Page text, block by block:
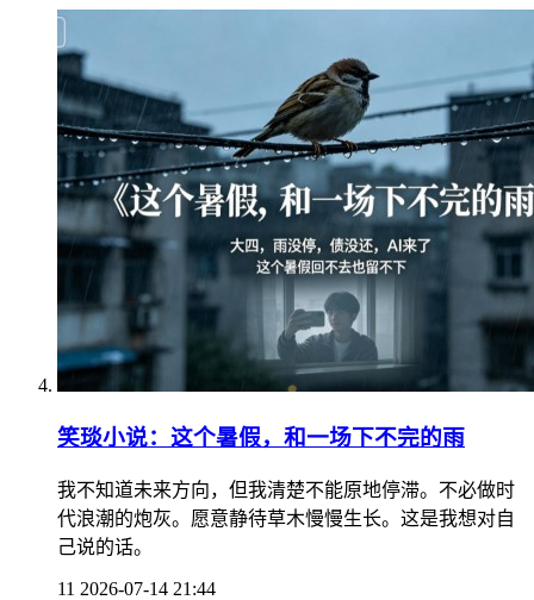
笑琰小说：这个暑假，和一场下不完的雨
我不知道未来方向，但我清楚不能原地停滞。不必做时
代浪潮的炮灰。愿意静待草木慢慢生长。这是我想对自
己说的话。
11 2026-07-14 21:44